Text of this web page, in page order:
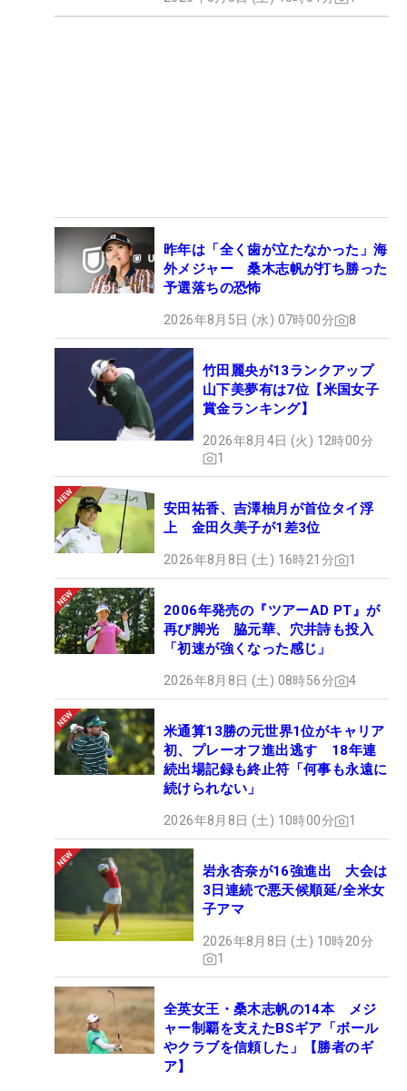
昨年は「全く歯が立たなかった」海
外メジャー 桑木志帆が打ち勝った
予選落ちの恐怖
2026年8月5日 (水) 07時00分 8
竹田麗央が13ランクアップ
山下美夢有は7位【米国女子
賞金ランキング】
2026年8月4日 (火) 12時00分
1
安田祐香、吉澤柚月が首位タイ浮
上 金田久美子が1差3位
2026年8月8日 (土) 16時21分 1
2006年発売の『ツアーAD PT』が
再び脚光 脇元華、穴井詩も投入
「初速が強くなった感じ」
2026年8月8日 (土) 08時56分 4
米通算13勝の元世界1位がキャリア
初、プレーオフ進出逃す 18年連
続出場記録も終止符「何事も永遠に
続けられない」
2026年8月8日 (土) 10時00分 1
岩永杏奈が16強進出 大会は
3日連続で悪天候順延/全米女
子アマ
2026年8月8日 (土) 10時20分
1
全英女王・桑木志帆の14本 メジ
ャー制覇を支えたBSギア「ボール
やクラブを信頼した」【勝者のギ
ア】